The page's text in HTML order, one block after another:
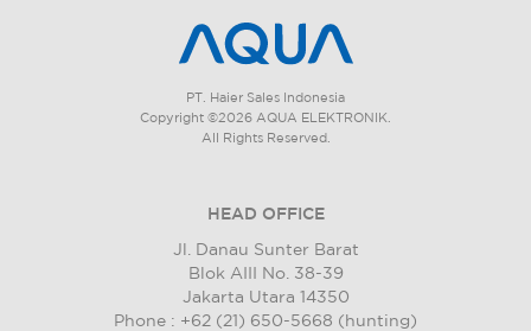
PT. Haier Sales Indonesia
Copyright ©2026 AQUA ELEKTRONIK.
All Rights Reserved.
HEAD OFFICE
Jl. Danau Sunter Barat
Blok AIII No. 38-39
Jakarta Utara 14350
Phone : +62 (21) 650-5668 (hunting)